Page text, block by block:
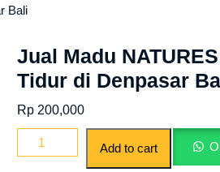
Bali
Jual Madu
Tidur di Denpasar
Rp 200,000
Madu
Add to cart